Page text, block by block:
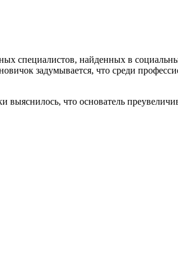
специалистов, найденных в
задумывается, что среди
что основатель